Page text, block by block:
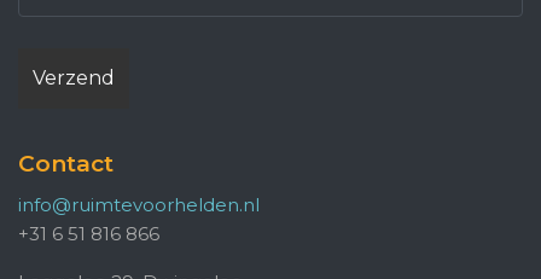
Contact
info@ruimtevoorhelden.nl
+31 6 51 816 866